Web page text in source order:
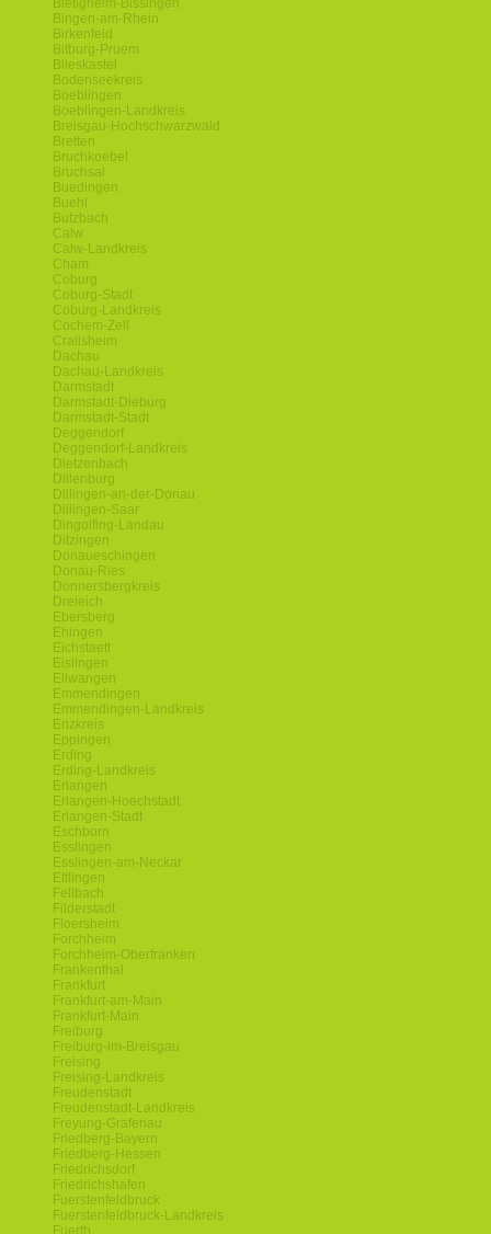
Bietigheim-Bissingen
Bingen-am-Rhein
Birkenfeld
Bitburg-Pruem
Blieskastel
Bodenseekreis
Boeblingen
Boeblingen-Landkreis
Breisgau-Hochschwarzwald
Bretten
Bruchkoebel
Bruchsal
Buedingen
Buehl
Butzbach
Calw
Calw-Landkreis
Cham
Coburg
Coburg-Stadt
Coburg-Landkreis
Cochem-Zell
Crailsheim
Dachau
Dachau-Landkreis
Darmstadt
Darmstadt-Dieburg
Darmstadt-Stadt
Deggendorf
Deggendorf-Landkreis
Dietzenbach
Dillenburg
Dillingen-an-der-Donau
Dillingen-Saar
Dingolfing-Landau
Ditzingen
Donaueschingen
Donau-Ries
Donnersbergkreis
Dreieich
Ebersberg
Ehingen
Eichstaett
Eislingen
Ellwangen
Emmendingen
Emmendingen-Landkreis
Enzkreis
Eppingen
Erding
Erding-Landkreis
Erlangen
Erlangen-Hoechstadt
Erlangen-Stadt
Eschborn
Esslingen
Esslingen-am-Neckar
Ettlingen
Fellbach
Filderstadt
Floersheim
Forchheim
Forchheim-Oberfranken
Frankenthal
Frankfurt
Frankfurt-am-Main
Frankfurt-Main
Freiburg
Freiburg-im-Breisgau
Freising
Freising-Landkreis
Freudenstadt
Freudenstadt-Landkreis
Freyung-Grafenau
Friedberg-Bayern
Friedberg-Hessen
Friedrichsdorf
Friedrichshafen
Fuerstenfeldbruck
Fuerstenfeldbruck-Landkreis
Fuerth